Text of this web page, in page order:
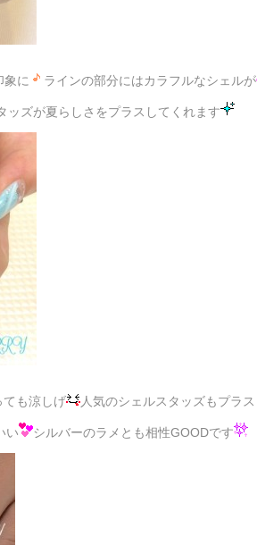
象に ラインの部分にはカラフルなシェルが
ッズが夏らしさをプラスしてくれます
ても涼しげ 人気のシェルスタッズもプラス
い シルバーのラメとも相性GOODです